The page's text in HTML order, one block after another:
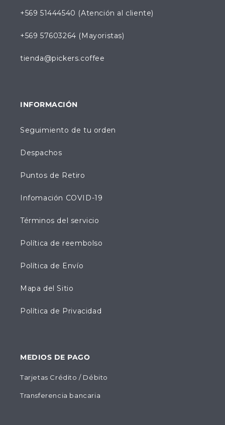
+569 51444540 (Atención al cliente)
+569 57603264 (Mayoristas)
tienda@pickers.coffee
INFORMACIÓN
Seguimiento de tu orden
Despachos
Puntos de Retiro
Infomación COVID-19
Términos del servicio
Política de reembolso
Política de Envío
Mapa del Sitio
Política de Privacidad
MEDIOS DE PAGO
Tarjetas Crédito / Débito
Transferencia bancaria